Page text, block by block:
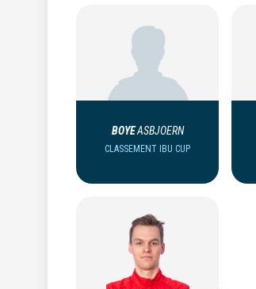
BOYEASBJOERN
CLASSEMENT IBU CUP